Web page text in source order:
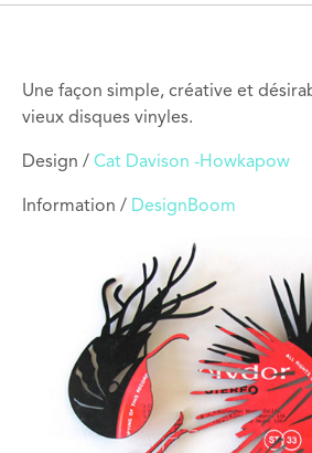
Une façon simple, créative et
vieux disques vinyles.
Design / Cat Davison -Howkapow
Information / DesignBoom